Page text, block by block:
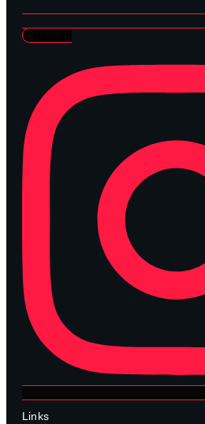
Instagram
Links